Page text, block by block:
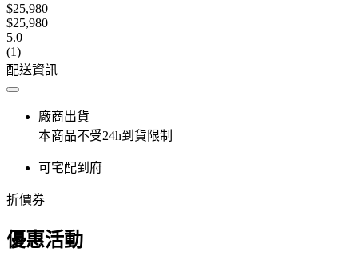
$25,980
$25,980
5.0
(1)
配送資訊
廠商出貨
本商品不受24h到貨限制
可宅配到府
折價券
優惠活動